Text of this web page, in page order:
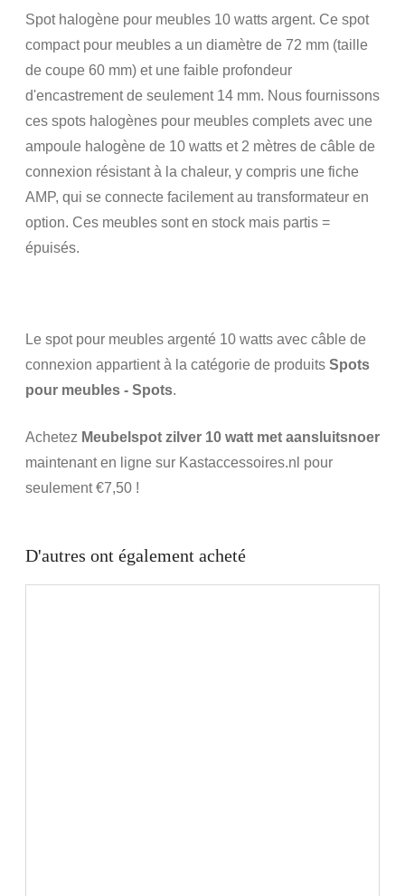
Spot halogène pour meubles 10 watts argent. Ce spot
compact pour meubles a un diamètre de 72 mm (taille
de coupe 60 mm) et une faible profondeur
d'encastrement de seulement 14 mm. Nous fournissons
ces spots halogènes pour meubles complets avec une
ampoule halogène de 10 watts et 2 mètres de câble de
connexion résistant à la chaleur, y compris une fiche
AMP, qui se connecte facilement au transformateur en
option. Ces meubles sont en stock mais partis =
épuisés.
Le spot pour meubles argenté 10 watts avec câble de
connexion appartient à la catégorie de produits Spots
pour meubles - Spots.
Achetez Meubelspot zilver 10 watt met aansluitsnoer
maintenant en ligne sur Kastaccessoires.nl pour
seulement €7,50 !
D'autres ont également acheté